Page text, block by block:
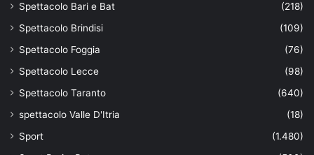
Spettacolo Bari e Bat
(218)
Spettacolo Brindisi
(109)
Spettacolo Foggia
(76)
Spettacolo Lecce
(98)
Spettacolo Taranto
(640)
spettacolo Valle D'Itria
(18)
Sport
(1.480)